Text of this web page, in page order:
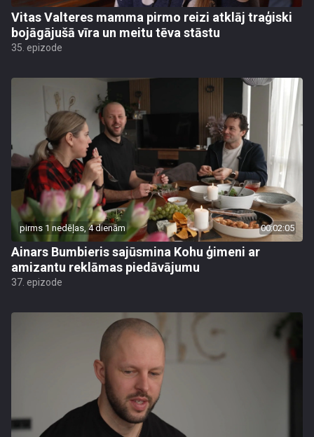
Vitas Valteres mamma pirmo reizi atklāj traģiski
bojāgājušā vīra un meitu tēva stāstu
35. epizode
pirms 1 nedēļas, 4 dienām 00:02:05
Ainars Bumbieris sajūsmina Kohu ģimeni ar
amizantu reklāmas piedāvājumu
37. epizode